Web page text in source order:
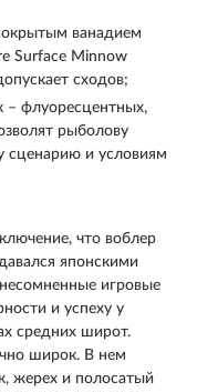
ванадием
Surface Minnow
сходов;
– флуоресцентных,
рыболову
сценарию и условиям
что воблер
японскими
игровые
и успеху у
средних широт.
широк. В нем
жерех и полосатый